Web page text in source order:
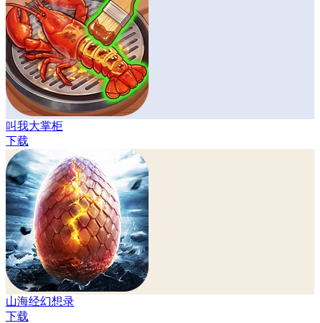
叫我大掌柜
下载
山海经幻想录
下载